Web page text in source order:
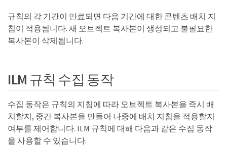
규칙의 각 기간이 만료되면 다음 기간에 대한 콘텐츠 배치 지
침이 적용됩니다. 새 오브젝트 복사본이 생성되고 불필요한
복사본이 삭제됩니다.
ILM 규칙 수집 동작
수집 동작은 규칙의 지침에 따라 오브젝트 복사본을 즉시 배
치할지, 중간 복사본을 만들어 나중에 배치 지침을 적용할지
여부를 제어합니다. ILM 규칙에 대해 다음과 같은 수집 동작
을 사용할 수 있습니다.